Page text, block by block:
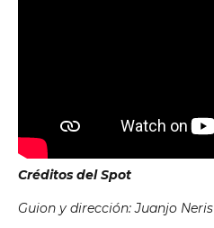
Créditos del Spot
Guion y dirección: Juanjo Neris